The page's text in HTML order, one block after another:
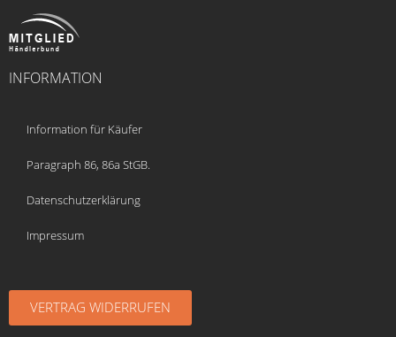
INFORMATION
Information für Käufer
Paragraph 86, 86a StGB.
Datenschutzerklärung
Impressum
VERTRAG WIDERRUFEN